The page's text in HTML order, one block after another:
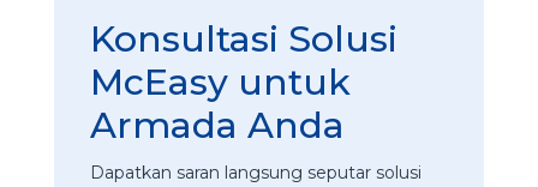
Konsultasi Solusi
McEasy untuk
Armada Anda
Dapatkan saran langsung seputar solusi